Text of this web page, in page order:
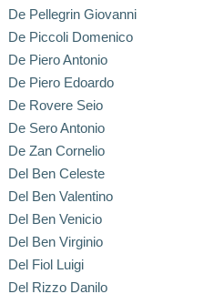
De Pellegrin Giovanni
De Piccoli Domenico
De Piero Antonio
De Piero Edoardo
De Rovere Seio
De Sero Antonio
De Zan Cornelio
Del Ben Celeste
Del Ben Valentino
Del Ben Venicio
Del Ben Virginio
Del Fiol Luigi
Del Rizzo Danilo